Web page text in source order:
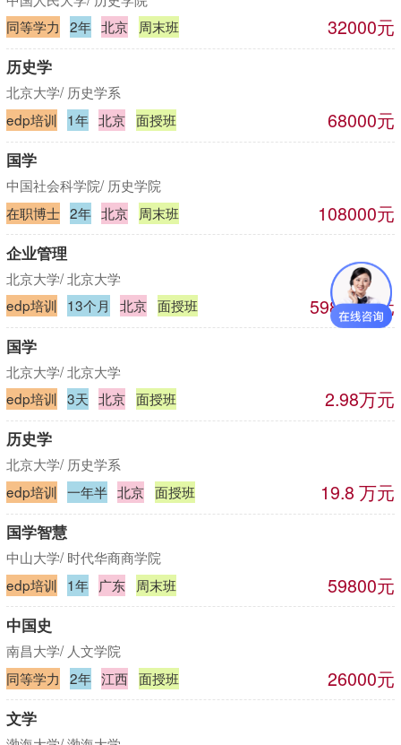
同等学力 2年 北京 周末班 32000元
历史学
北京大学/ 历史学系
edp培训 1年 北京 面授班 68000元
国学
中国社会科学院/ 历史学院
在职博士 2年 北京 周末班 108000元
企业管理
北京大学/ 北京大学
edp培训 13个月 北京 面授班 59800元元
国学
北京大学/ 北京大学
edp培训 3天 北京 面授班 2.98万元
历史学
北京大学/ 历史学系
edp培训 一年半 北京 面授班 19.8 万元
国学智慧
中山大学/ 时代华商商学院
edp培训 1年 广东 周末班 59800元
中国史
南昌大学/ 人文学院
同等学力 2年 江西 面授班 26000元
文学